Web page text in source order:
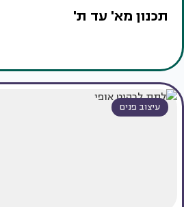
תכנון מא' עד ת'
עיצוב פנים